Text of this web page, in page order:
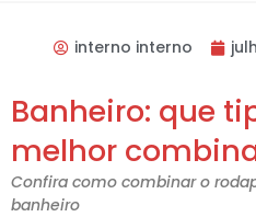
interno interno
Banheiro: que
melhor
Confira como combinar o
banheiro